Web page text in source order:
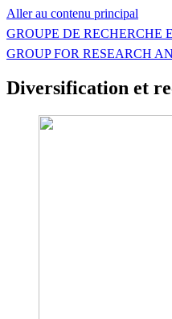
Aller au contenu principal
GROUPE DE RECHERCHE
GROUP FOR RESEARCH
Diversification et